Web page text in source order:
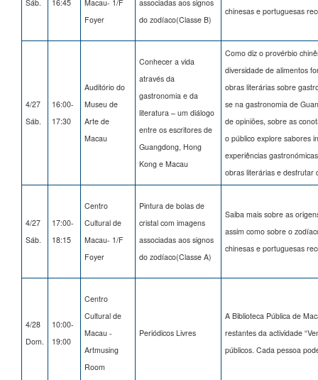
Sáb.
16:45
Macau- 1/F
Foyer
associadas aos signos
do zodíaco(Classe B)
chinesas e portuguesas
4/27
Sáb.
16:00-
17:30
Auditório do
Museu de
Arte de
Macau
Conhecer a vida
através da
gastronomia e da
literatura – um diálogo
entre os escritores de
Guangdong, Hong
Kong e Macau
Como diz o provérbio
diversidade de alimentos
obras literárias sobre
se na gastronomia de
de opiniões, sobre as
o público explore sabores
experiências
obras literárias e desfrutar
4/27
Sáb.
17:00-
18:15
Centro
Cultural de
Macau- 1/F
Foyer
Pintura de bolas de
cristal com imagens
associadas aos signos
do zodíaco(Classe A)
Saiba mais sobre as
assim como sobre o
chinesas e portuguesas
4/28
Dom.
10:00-
19:00
Centro
Cultural de
Macau -
Artmusing
Room
Periódicos Livres
A Biblioteca Pública de
restantes da actividade
públicos. Cada pessoa